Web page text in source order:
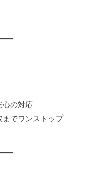
心の対応
でワンストップ